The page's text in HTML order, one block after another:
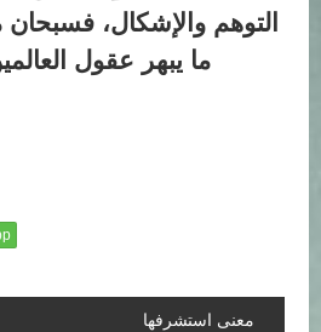
التوهم والإشكال،
ما يبهر عقول
معنى استشرفها